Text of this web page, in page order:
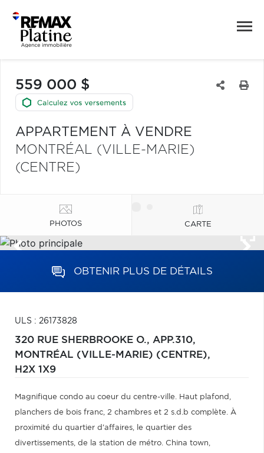
559 000 $
APPARTEMENT À VENDRE
MONTRÉAL (VILLE-MARIE)
(CENTRE)
PHOTOS CARTE
OBTENIR PLUS DE DÉTAILS
ULS : 26173828
320 RUE SHERBROOKE O., APP.310,
MONTRÉAL (VILLE-MARIE) (CENTRE),
H2X 1X9
Magnifique condo au coeur du centre-ville. Haut plafond,
planchers de bois franc, 2 chambres et 2 s.d.b complète. À
proximité du quartier d'affaires, le quartier des
divertissements, de la station de métro. China town,